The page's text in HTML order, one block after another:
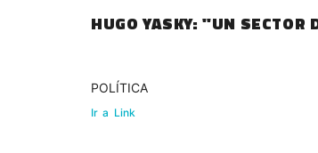
HUGO YASKY: "UN
POLÍTICA
Ir a Link